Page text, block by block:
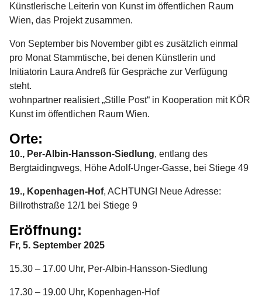
Künstlerische Leiterin von Kunst im öffentlichen Raum
Wien, das Projekt zusammen.
Von September bis November gibt es zusätzlich einmal
pro Monat Stammtische, bei denen Künstlerin und
Initiatorin Laura Andreß für Gespräche zur Verfügung
steht.
wohnpartner realisiert „Stille Post“ in Kooperation mit KÖR
Kunst im öffentlichen Raum Wien.
Orte:
10., Per-Albin-Hansson-Siedlung, entlang des
Bergtaidingwegs, Höhe Adolf-Unger-Gasse, bei Stiege 49
19., Kopenhagen-Hof, ACHTUNG! Neue Adresse:
Billrothstraße 12/1 bei Stiege 9
Eröffnung:
Fr, 5. September 2025
15.30 – 17.00 Uhr, Per-Albin-Hansson-Siedlung
17.30 – 19.00 Uhr, Kopenhagen-Hof